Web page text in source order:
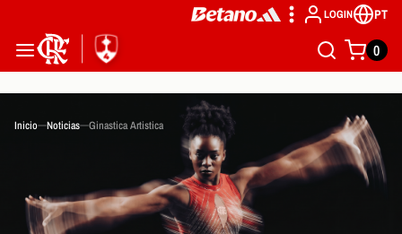
LOGIN PT
0
Inicio Noticias Ginastica Artistica